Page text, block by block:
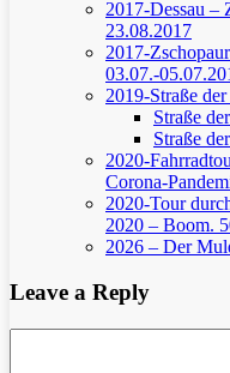
2017-Dessau –
23.08.2017
2017-
03.07.-
2019-Straße
Straße
Straße
2020-
Corona-
2020-Tour
2020 – Boom.
2026 – Der
Leave a Reply